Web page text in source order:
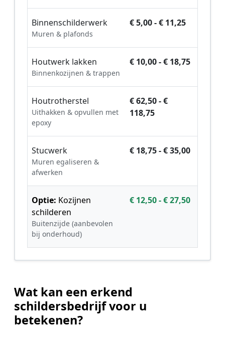
Binnenschilderwerk
Muren & plafonds
€ 5,00 - € 11,25
Houtwerk lakken
Binnenkozijnen & trappen
€ 10,00 - € 18,75
Houtrotherstel
Uithakken & opvullen met
epoxy
€ 62,50 - €
118,75
Stucwerk
Muren egaliseren &
afwerken
€ 18,75 - € 35,00
Optie: Kozijnen
schilderen
Buitenzijde (aanbevolen
bij onderhoud)
€ 12,50 - € 27,50
Wat kan een erkend
schildersbedrijf voor u
betekenen?